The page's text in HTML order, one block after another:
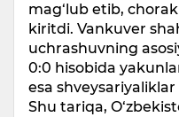
mag‘lub etib,
kiritdi. Vankuver
uchrashuvning
0:0 hisobida
esa
Shu tariqa,